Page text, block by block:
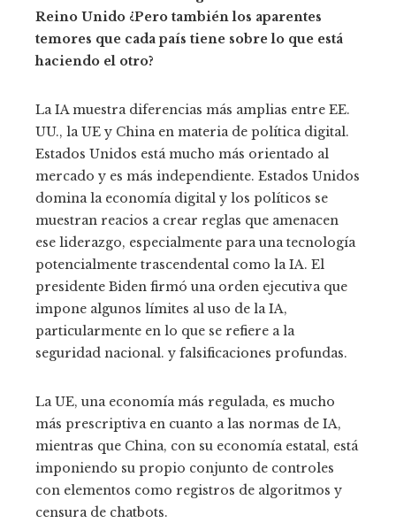
Reino Unido ¿Pero también los aparentes
temores que cada país tiene sobre lo que está
haciendo el otro?
La IA muestra diferencias más amplias entre EE.
UU., la UE y China en materia de política digital.
Estados Unidos está mucho más orientado al
mercado y es más independiente. Estados Unidos
domina la economía digital y los políticos se
muestran reacios a crear reglas que amenacen
ese liderazgo, especialmente para una tecnología
potencialmente trascendental como la IA. El
presidente Biden firmó una orden ejecutiva que
impone algunos límites al uso de la IA,
particularmente en lo que se refiere a la
seguridad nacional. y falsificaciones profundas.
La UE, una economía más regulada, es mucho
más prescriptiva en cuanto a las normas de IA,
mientras que China, con su economía estatal, está
imponiendo su propio conjunto de controles
con elementos como registros de algoritmos y
censura de chatbots.